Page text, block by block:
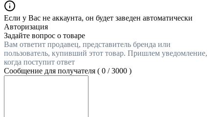
Если у Вас не аккаунта, он будет заведен автоматически
Авторизация
Задайте вопрос о товаре
Вам ответит продавец, представитель бренда или
пользователь, купивший этот товар. Пришлем уведомление,
когда поступит ответ
Сообщение для получателя ( 0 /3000 )